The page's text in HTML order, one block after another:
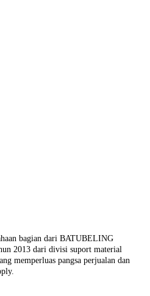
bagian dari BATUBELING
2013 dari divisi suport material
memperluas pangsa perjualan dan